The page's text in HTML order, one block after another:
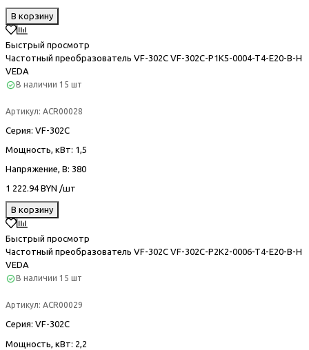
В корзину
Быстрый просмотр
Частотный преобразователь VF-302С VF-302C-P1K5-0004-T4-E20-B-H
VEDA
В наличии 15 шт
Артикул: ACR00028
Серия: VF-302С
Мощность, кВт: 1,5
Напряжение, В: 380
1 222.94 BYN /шт
В корзину
Быстрый просмотр
Частотный преобразователь VF-302С VF-302C-P2K2-0006-T4-E20-B-H
VEDA
В наличии 15 шт
Артикул: ACR00029
Серия: VF-302С
Мощность, кВт: 2,2